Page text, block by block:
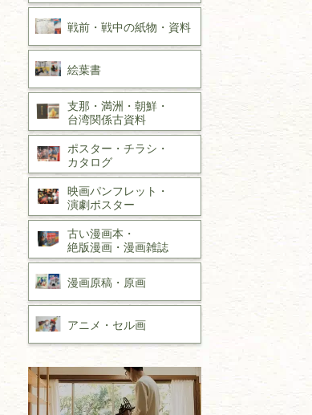
戦前・戦中の紙物・資料
絵葉書
支那・満洲・朝鮮・
台湾関係古資料
ポスター・チラシ・
カタログ
映画パンフレット・
演劇ポスター
古い漫画本・
絶版漫画・漫画雑誌
漫画原稿・ 原画
アニメ・ セル画